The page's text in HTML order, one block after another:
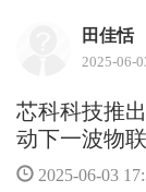
田佳恬
2025-06-
芯科科技推
动下一波物
2025-06-03